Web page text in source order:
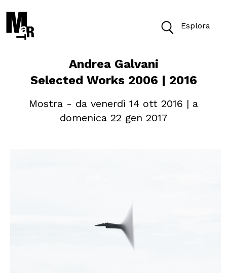
Esplora
Oggi il Museo è aperto dalle 10 alle 19.30
Andrea Galvani
Selected Works 2006 | 2016
Mostra - da venerdì 14 ott 2016 | a
domenica 22 gen 2017